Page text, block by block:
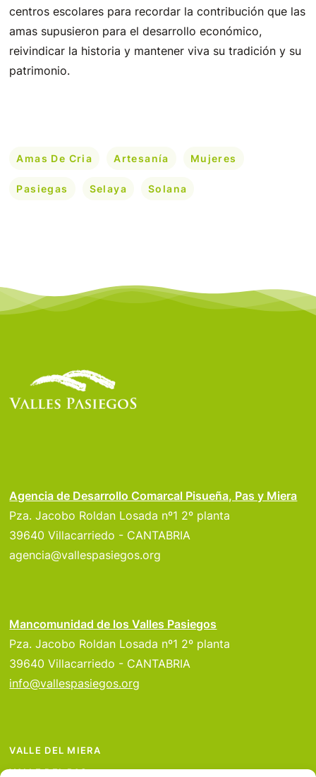
centros escolares para recordar la contribución que las
amas supusieron para el desarrollo económico,
reivindicar la historia y mantener viva su tradición y su
patrimonio.
Amas De Cria Artesanía Mujeres
Pasiegas Selaya Solana
Agencia de Desarrollo Comarcal Pisueña, Pas y Miera
Pza. Jacobo Roldan Losada nº1 2º planta
39640 Villacarriedo - CANTABRIA
agencia@vallespasiegos.org
Mancomunidad de los Valles Pasiegos
Pza. Jacobo Roldan Losada nº1 2º planta
39640 Villacarriedo - CANTABRIA
info@vallespasiegos.org
VALLE DEL MIERA
VALLE DEL PAS